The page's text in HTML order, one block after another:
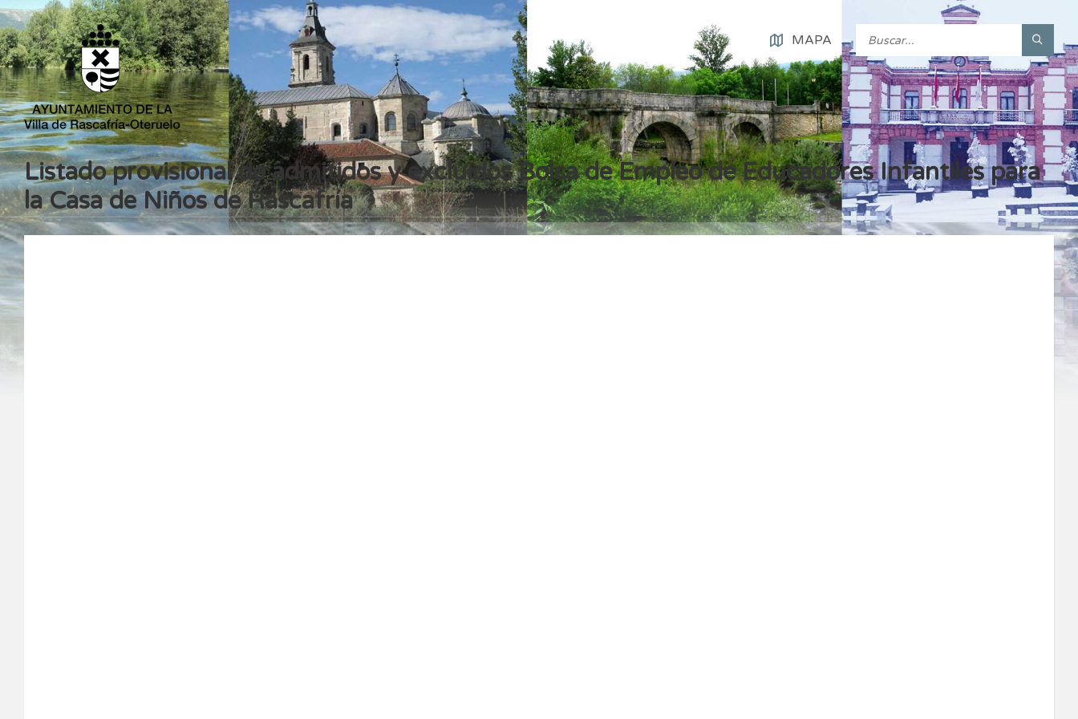
MAPA
Listado provisional de admitidos y excluidos Bolsa de Empleo de Educadores Infantiles para
la Casa de Niños de Rascafría